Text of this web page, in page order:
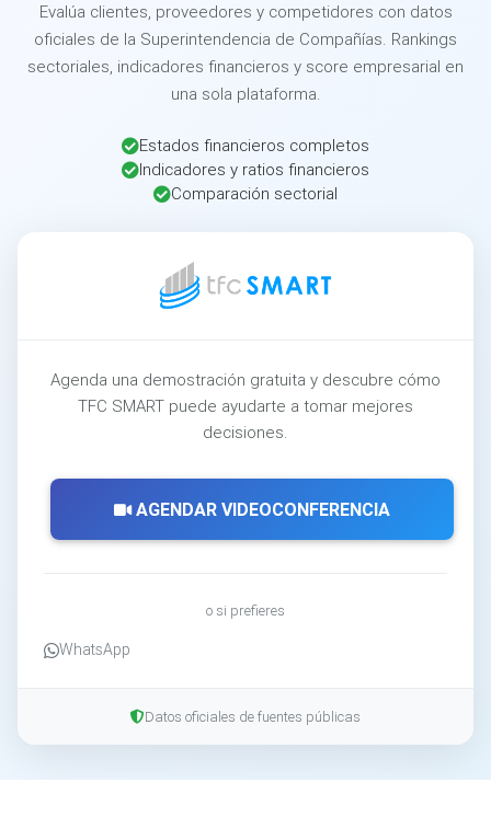
Evalúa clientes, proveedores y competidores con datos
oficiales de la Superintendencia de Compañías. Rankings
sectoriales, indicadores financieros y score empresarial en
una sola plataforma.
Estados financieros completos
Indicadores y ratios financieros
Comparación sectorial
Agenda una demostración gratuita y descubre cómo
TFC SMART puede ayudarte a tomar mejores
decisiones.
AGENDAR VIDEOCONFERENCIA
o si prefieres
WhatsApp
Datos oficiales de fuentes públicas